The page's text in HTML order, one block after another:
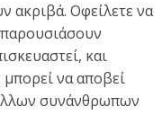
ακριβά. Οφείλετε να
και
να αποβεί
συνάνθρωπων